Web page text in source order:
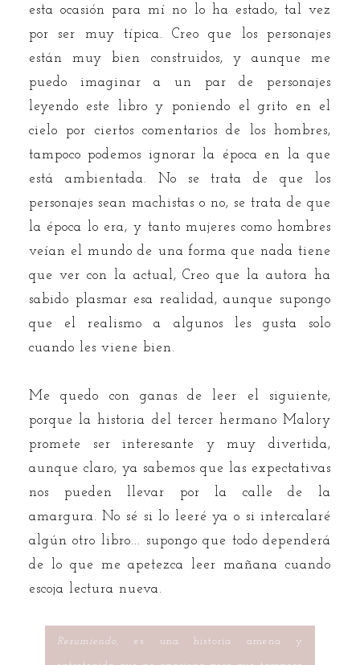
esta ocasión para mí no lo ha estado, tal vez
por ser muy típica. Creo que los personajes
están muy bien construidos, y aunque me
puedo imaginar a un par de personajes
leyendo este libro y poniendo el grito en el
cielo por ciertos comentarios de los hombres,
tampoco podemos ignorar la época en la que
está ambientada. No se trata de que los
personajes sean machistas o no, se trata de que
la época lo era, y tanto mujeres como hombres
veían el mundo de una forma que nada tiene
que ver con la actual, Creo que la autora ha
sabido plasmar esa realidad, aunque supongo
que el realismo a algunos les gusta solo
cuando les viene bien.
Me quedo con ganas de leer el siguiente,
porque la historia del tercer hermano Malory
promete ser interesante y muy divertida,
aunque claro, ya sabemos que las expectativas
nos pueden llevar por la calle de la
amargura. No sé si lo leeré ya o si intercalaré
algún otro libro... supongo que todo dependerá
de lo que me apetezca leer mañana cuando
escoja lectura nueva.
Resumiendo , es una historia amena y